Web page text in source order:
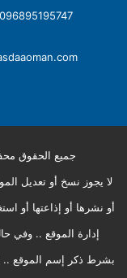
: Mobile 0096877325532 : Mobile
جميع الحقوق محفوظة
لا يجوز نسخ أو تعديل
أو نشرها أو إذاعتها أو
إدارة الموقع .. وفي
بشرط ذكر إسم الموقع ..